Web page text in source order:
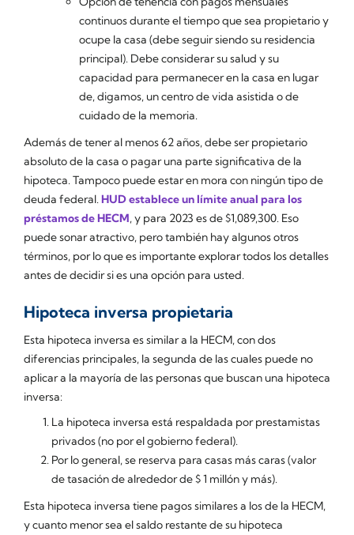
continuos durante el tiempo que sea propietario y
ocupe la casa (debe seguir siendo su residencia
principal). Debe considerar su salud y su
capacidad para permanecer en la casa en lugar
de, digamos, un centro de vida asistida o de
cuidado de la memoria.
Además de tener al menos 62 años, debe ser propietario
absoluto de la casa o pagar una parte significativa de la
hipoteca. Tampoco puede estar en mora con ningún tipo de
deuda federal.HUD establece un límite anual para los
préstamos de HECM, y para 2023 es de $1,089,300. Eso
puede sonar atractivo, pero también hay algunos otros
términos, por lo que es importante explorar todos los detalles
antes de decidir si es una opción para usted.
Hipoteca inversa propietaria
Esta hipoteca inversa es similar a la HECM, con dos
diferencias principales, la segunda de las cuales puede no
aplicar a la mayoría de las personas que buscan una hipoteca
inversa:
La hipoteca inversa está respaldada por prestamistas
privados (no por el gobierno federal).
Por lo general, se reserva para casas más caras (valor
de tasación de alrededor de $ 1 millón y más).
Esta hipoteca inversa tiene pagos similares a los de la HECM,
y cuanto menor sea el saldo restante de su hipoteca